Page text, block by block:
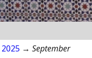
2025 → September